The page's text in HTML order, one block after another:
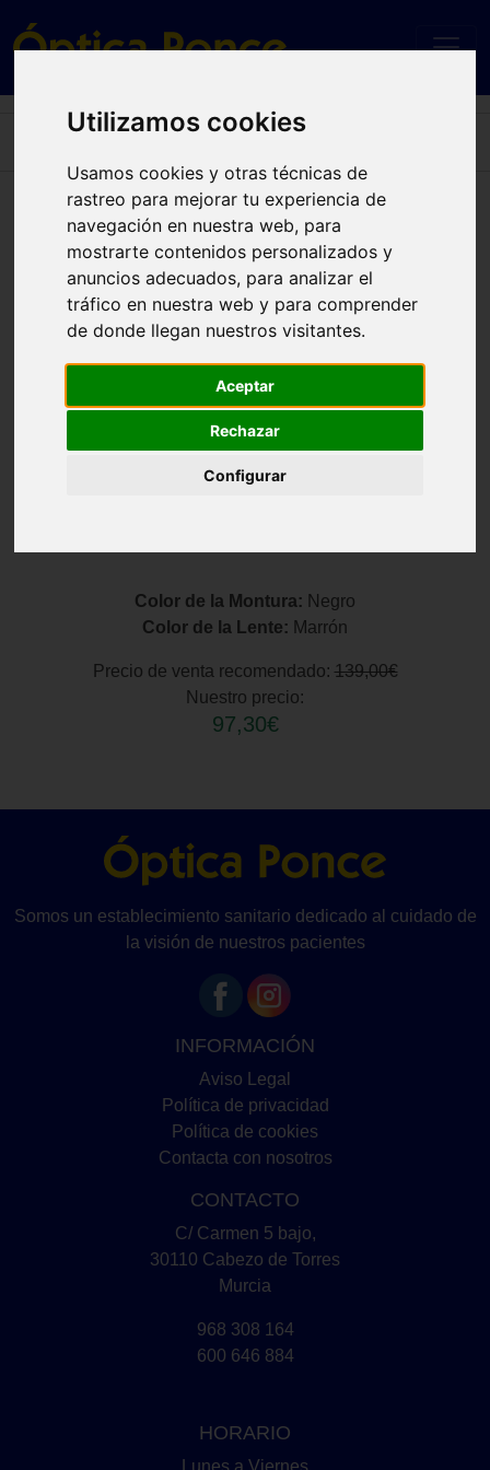
Utilizamos cookies
Usamos cookies y otras técnicas de
rastreo para mejorar tu experiencia de
navegación en nuestra web, para
mostrarte contenidos personalizados y
anuncios adecuados, para analizar el
tráfico en nuestra web y para comprender
de donde llegan nuestros visitantes.
Aceptar
Rechazar
Configurar
C SPORT 09/S 003 (70) 57
Color de la Montura: Negro
Color de la Lente: Marrón
Precio de venta recomendado: 139,00€
Nuestro precio:
97,30€
Somos un establecimiento sanitario dedicado al cuidado de
la visión de nuestros pacientes
INFORMACIÓN
Aviso Legal
Política de privacidad
Política de cookies
Contacta con nosotros
CONTACTO
C/ Carmen 5 bajo,
30110 Cabezo de Torres
Murcia
968 308 164
600 646 884
HORARIO
Lunes a Viernes